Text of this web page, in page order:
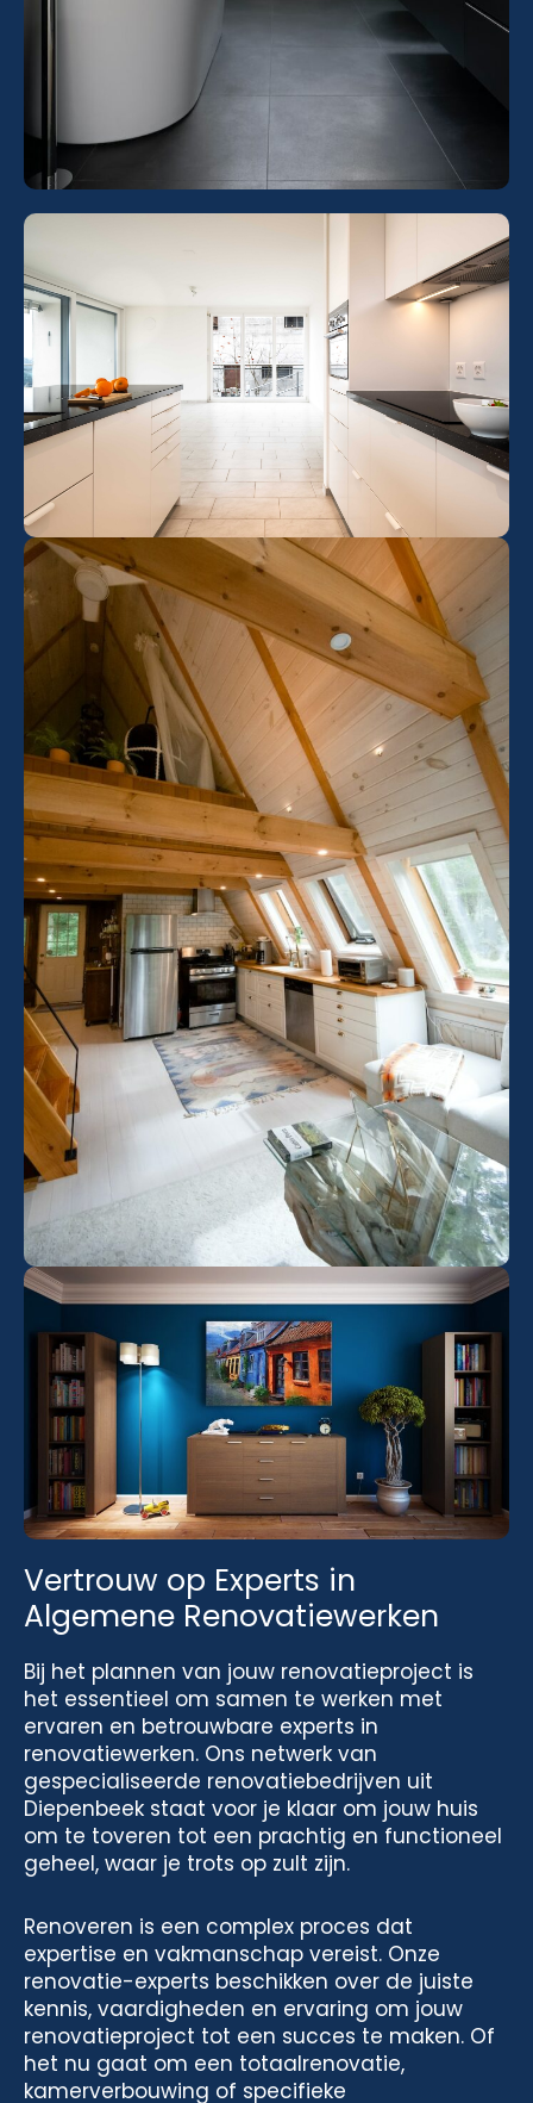
Vertrouw op Experts in
Algemene Renovatiewerken
Bij het plannen van jouw renovatieproject is
het essentieel om samen te werken met
ervaren en betrouwbare experts in
renovatiewerken. Ons netwerk van
gespecialiseerde renovatiebedrijven uit
Diepenbeek staat voor je klaar om jouw huis
om te toveren tot een prachtig en functioneel
geheel, waar je trots op zult zijn.
Renoveren is een complex proces dat
expertise en vakmanschap vereist. Onze
renovatie-experts beschikken over de juiste
kennis, vaardigheden en ervaring om jouw
renovatieproject tot een succes te maken. Of
het nu gaat om een totaalrenovatie,
kamerverbouwing of specifieke